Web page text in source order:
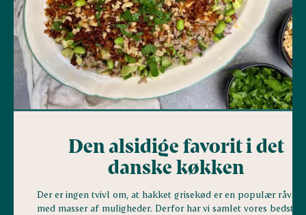
Den alsidige favorit i det
danske køkken
Der er ingen tvivl om, at hakket grisekød er en populær råvare
med masser af muligheder. Derfor har vi samlet vores bedste